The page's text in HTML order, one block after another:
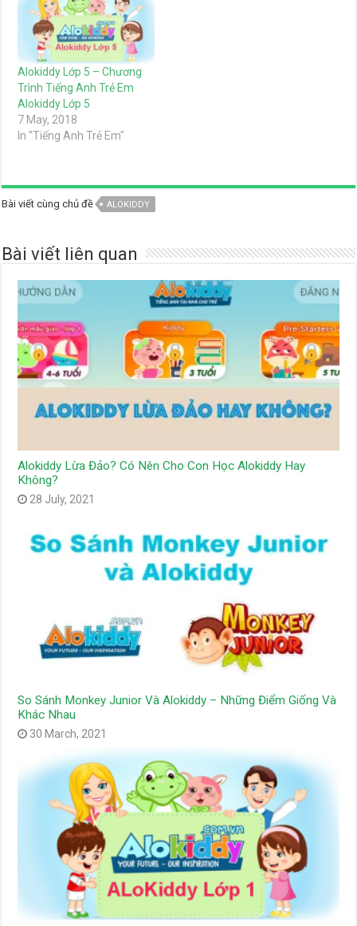
Alokiddy Lớp 5 – Chương
Trình Tiếng Anh Trẻ Em
Alokiddy Lớp 5
7 May, 2018
In "Tiếng Anh Trẻ Em"
Bài viết cùng chủ đề ALOKIDDY
Bài viết liên quan
Alokiddy Lừa Đảo? Có Nên Cho Con Học Alokiddy Hay
Không?
28 July, 2021
So Sánh Monkey Junior Và Alokiddy – Những Điểm Giống Và
Khác Nhau
30 March, 2021